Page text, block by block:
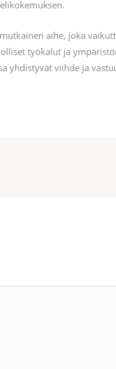
aihe, joka
työkalut ja
yhdistyvät viihde ja